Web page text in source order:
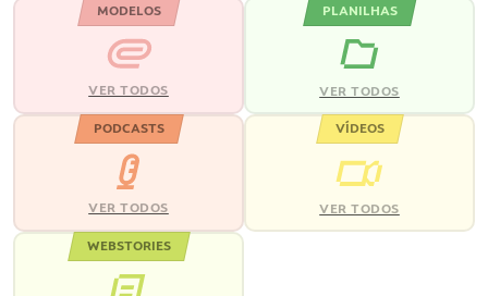
MODELOS
VER TODOS
PLANILHAS
VER TODOS
PODCASTS
VER TODOS
VÍDEOS
VER TODOS
WEBSTORIES